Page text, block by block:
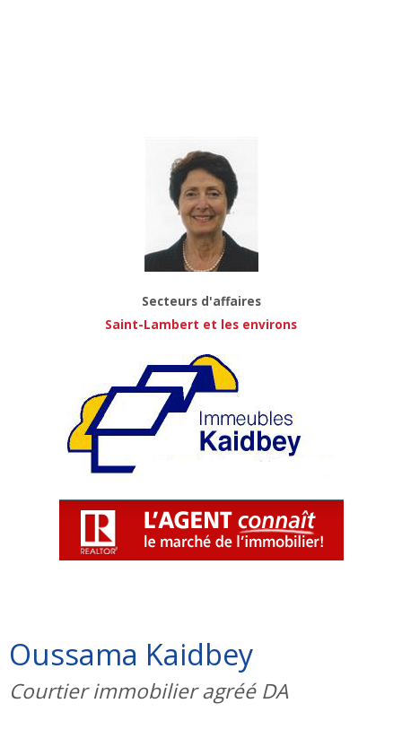
Secteurs d'affaires
Saint-Lambert et les environs
Oussama Kaidbey
Courtier immobilier agréé DA